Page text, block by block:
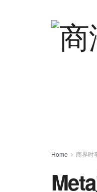
Home 商界时